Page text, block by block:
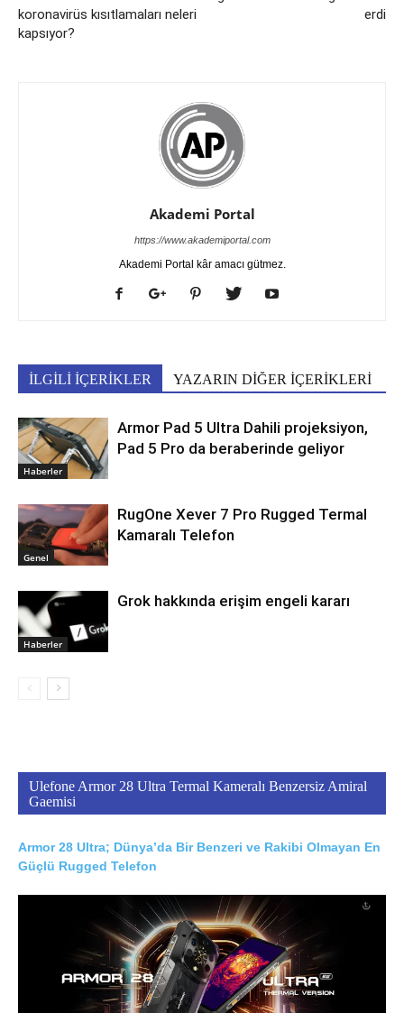
koronavirüs kısıtlamaları neleri
kapsıyor?
erdi
Akademi Portal
https://www.akademiportal.com
Akademi Portal kâr amacı gütmez.
İLGİLİ İÇERİKLER YAZARIN DİĞER İÇERİKLERİ
Haberler
Armor Pad 5 Ultra Dahili projeksiyon,
Pad 5 Pro da beraberinde geliyor
Genel
RugOne Xever 7 Pro Rugged Termal
Kamaralı Telefon
Haberler
Grok hakkında erişim engeli kararı
Ulefone Armor 28 Ultra Termal Kameralı Benzersiz Amiral
Gaemisi
Armor 28 Ultra; Dünya’da Bir Benzeri ve Rakibi Olmayan En
Güçlü Rugged Telefon